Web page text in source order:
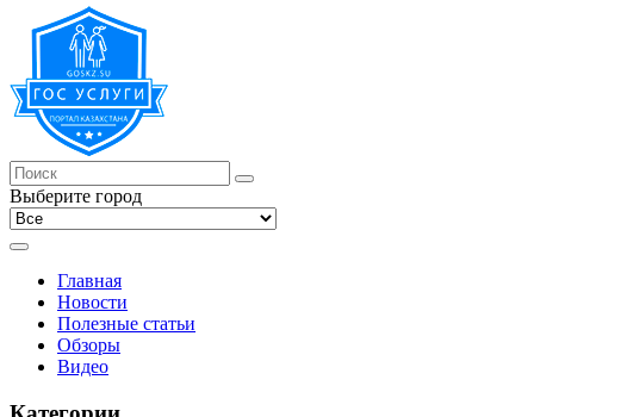
Выберите город
Главная
Новости
Полезные статьи
Обзоры
Видео